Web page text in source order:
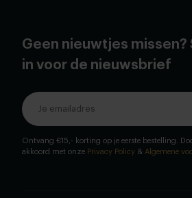
Geen nieuwtjes missen?
in voor de nieuwsbrief
Ontvang €15,- korting op je eerste bestelling.
akkoord met onze Privacy Policy & Algemene